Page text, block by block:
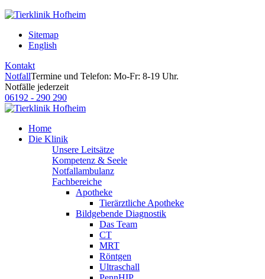
Sitemap
English
Kontakt
NotfallTermine und Telefon: Mo-Fr: 8-19 Uhr.
Notfälle jederzeit
06192 - 290 290
Home
Die Klinik
Unsere Leitsätze
Kompetenz & Seele
Notfallambulanz
Fachbereiche
Apotheke
Tierärztliche Apotheke
Bildgebende Diagnostik
Das Team
CT
MRT
Röntgen
Ultraschall